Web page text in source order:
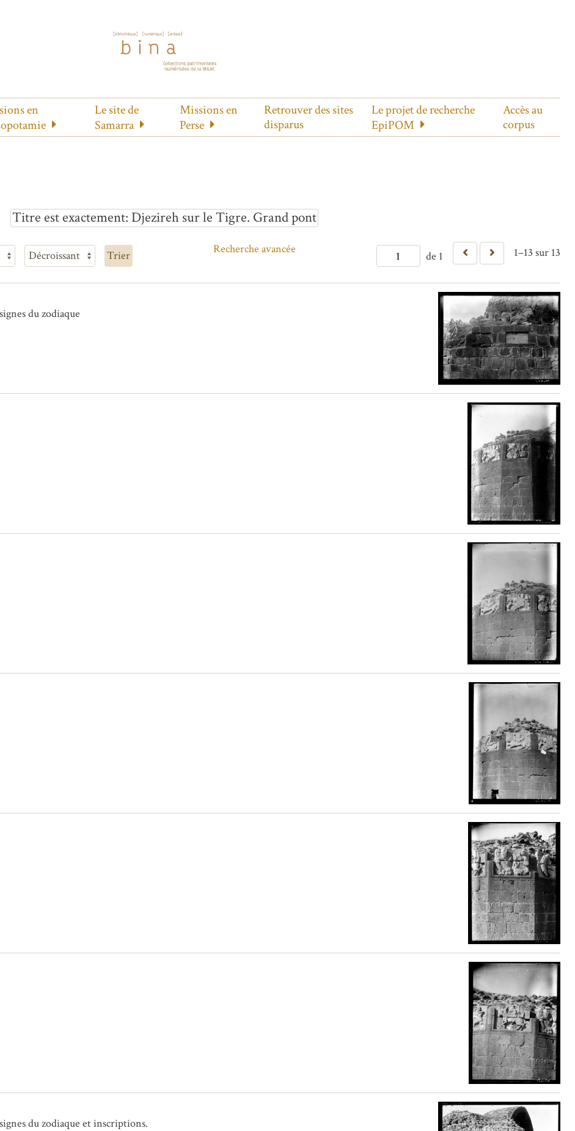
en
Le site de
Samarra
Missions en
Perse
Retrouver des sites
disparus
Le projet de recherche
EpiPOM
Accès au
corpus
Titre est exactement Djezireh sur le Tigre. Grand pont
de 1 1–13 sur 13
Recherche avancée
Trier
du zodiaque
du zodiaque et inscriptions.